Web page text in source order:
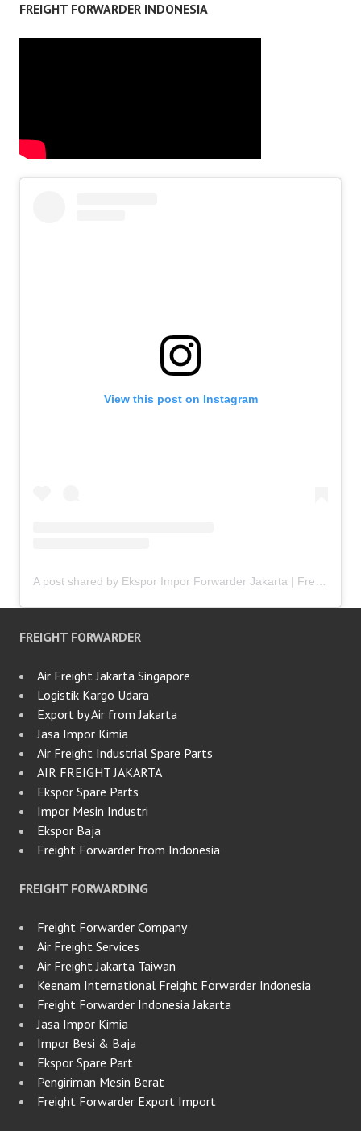
FREIGHT FORWARDER INDONESIA
View this post on Instagram
FREIGHT FORWARDER
Air Freight Jakarta Singapore
Logistik Kargo Udara
Export by Air from Jakarta
Jasa Impor Kimia
Air Freight Industrial Spare Parts
AIR FREIGHT JAKARTA
Ekspor Spare Parts
Impor Mesin Industri
Ekspor Baja
Freight Forwarder from Indonesia
FREIGHT FORWARDING
Freight Forwarder Company
Air Freight Services
Air Freight Jakarta Taiwan
Keenam International Freight Forwarder Indonesia
Freight Forwarder Indonesia Jakarta
Jasa Impor Kimia
Impor Besi & Baja
Ekspor Spare Part
Pengiriman Mesin Berat
Freight Forwarder Export Import